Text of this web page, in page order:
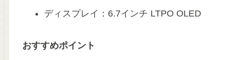
ディスプレイ：6.7インチ LTPO OLED
おすすめポイント